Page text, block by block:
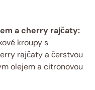
a cherry rajčaty:
kroupy s
rajčaty a čerstvou
olejem a citronovou